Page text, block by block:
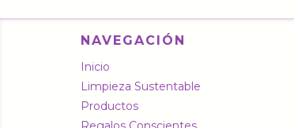
NAVEGACIÓN
Inicio
Limpieza Sustentable
Productos